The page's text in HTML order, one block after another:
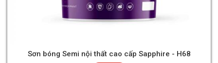
Sơn bóng Semi nội thất cao cấp Sapphire - H68